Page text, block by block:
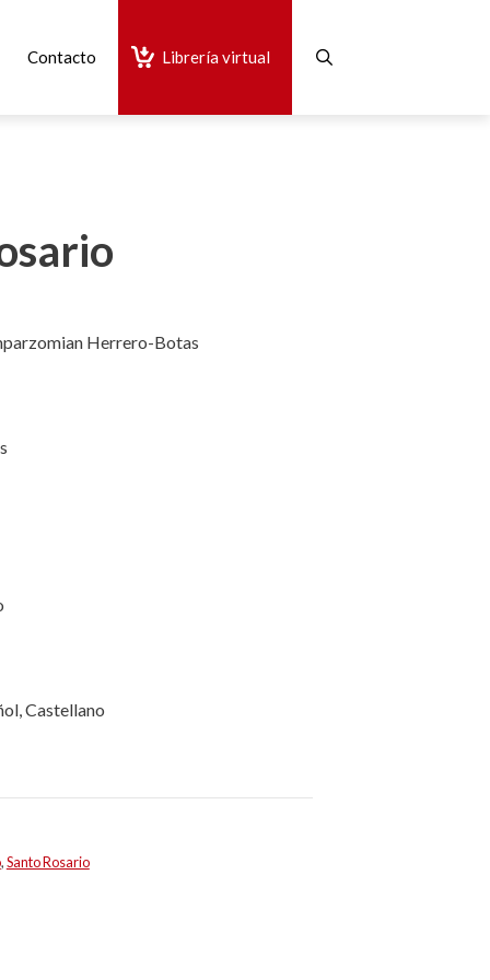
Contacto Librería virtual
Herrero-Botas
Castellano
,Santo Rosario